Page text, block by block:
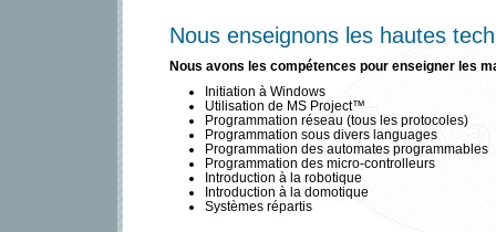
Nous enseignons les hautes
Nous avons les compétences pour enseigner les
Initiation à Windows
Utilisation de MS Project™
Programmation réseau (tous les protocoles)
Programmation sous divers languages
Programmation des automates programmables
Programmation des micro-controlleurs
Introduction à la robotique
Introduction à la domotique
Systèmes répartis